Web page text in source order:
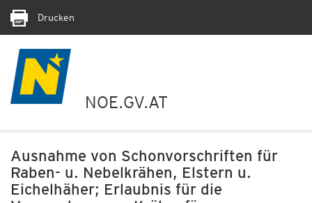
Drucken
NOE.GV.AT
Ausnahme von Schonvorschriften für
Raben- u. Nebelkrähen, Elstern u.
Eichelhäher; Erlaubnis für die